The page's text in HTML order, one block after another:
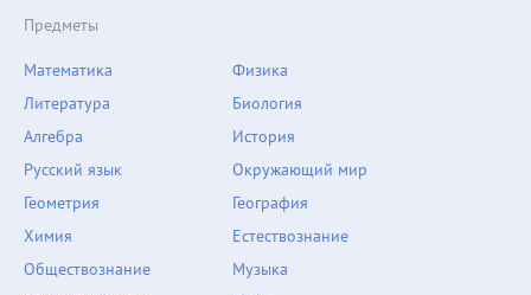
Предметы
Математика
Литература
Алгебра
Русский язык
Геометрия
Химия
Физика
Биология
История
Окружающий мир
География
Естествознание
Обществознание
Музыка